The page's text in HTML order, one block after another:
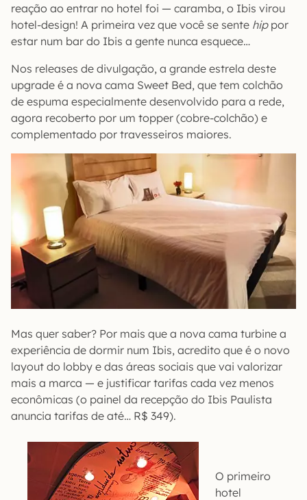
reação ao entrar no hotel foi — caramba, o Ibis virou
hotel-design! A primeira vez que você se sente hippor
estar num bar do Ibis a gente nunca esquece…
Nos releases de divulgação, a grande estrela deste
upgrade é a nova cama Sweet Bed, que tem colchão
de espuma especialmente desenvolvido para a rede,
agora recoberto por um topper (cobre-colchão) e
complementado por travesseiros maiores.
Mas quer saber? Por mais que a nova cama turbine a
experiência de dormir num Ibis, acredito que é o novo
layout do lobby e das áreas sociais que vai valorizar
mais a marca — e justificar tarifas cada vez menos
econômicas (o painel da recepção do Ibis Paulista
anuncia tarifas de até… R$ 349).
O primeiro
hotel